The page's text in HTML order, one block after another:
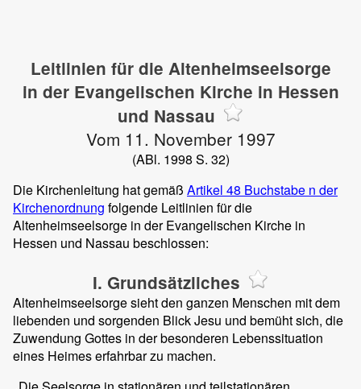
Leitlinien für die Altenheimseelsorge
in der Evangelischen Kirche in Hessen
und Nassau
Vom 11. November 1997
(ABl. 1998 S. 32)
Die Kirchenleitung hat gemäß Artikel 48 Buchstabe n der
Kirchenordnung folgende Leitlinien für die
Altenheimseelsorge in der Evangelischen Kirche in
Hessen und Nassau beschlossen:
I. Grundsätzliches
Altenheimseelsorge sieht den ganzen Menschen mit dem
liebenden und sorgenden Blick Jesu und bemüht sich, die
Zuwendung Gottes in der besonderen Lebenssituation
eines Heimes erfahrbar zu machen.